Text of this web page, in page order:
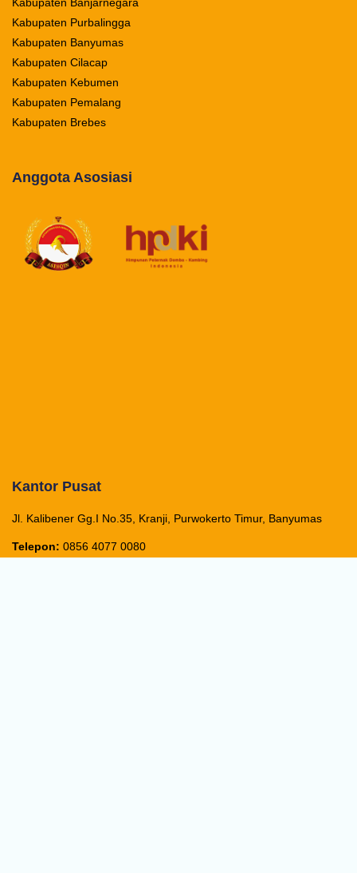
Kabupaten Banjarnegara
Kabupaten Purbalingga
Kabupaten Banyumas
Kabupaten Cilacap
Kabupaten Kebumen
Kabupaten Pemalang
Kabupaten Brebes
Anggota Asosiasi
Kantor Pusat
Jl. Kalibener Gg.I No.35, Kranji, Purwokerto Timur, Banyumas
Telepon: 0856 4077 0080